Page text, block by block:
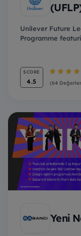
Unilever Future
Programme
SCORE
4.5 (64
Yeni